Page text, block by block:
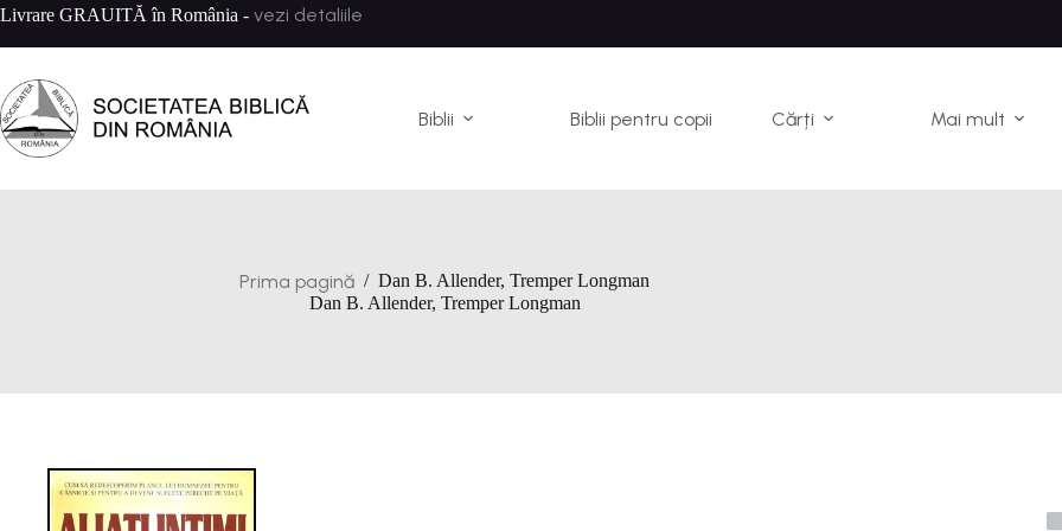
Sari
conținut
Livrare GRAUITĂ în România - vezi detaliile
Biblii Biblii pentru copii Cărți Mai mult
Prima pagină / Dan B. Allender, Tremper Longman
Dan B. Allender, Tremper Longman